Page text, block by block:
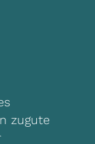
zugute